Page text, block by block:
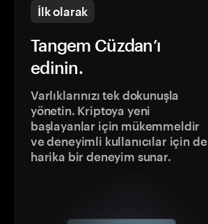
İlk olarak
Tangem Cüzdan’ı
edinin.
Varlıklarınızı tek dokunuşla
yönetin. Kriptoya yeni
başlayanlar için mükemmeldir
ve deneyimli kullanıcılar için de
harika bir deneyim sunar.